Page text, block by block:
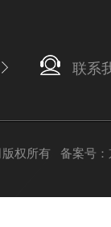
联系
版权所有 备案号：